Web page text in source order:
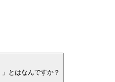
とはなんですか？